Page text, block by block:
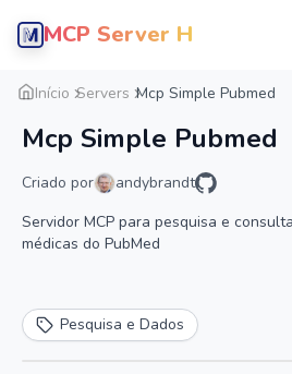
MCP Server Hub
Início Servers Mcp Simple Pubmed
Mcp Simple Pubmed
Criado por
andybrandt
Servidor MCP para pesquisa e
médicas do PubMed
Pesquisa e Dados
Visão geral Detalhe